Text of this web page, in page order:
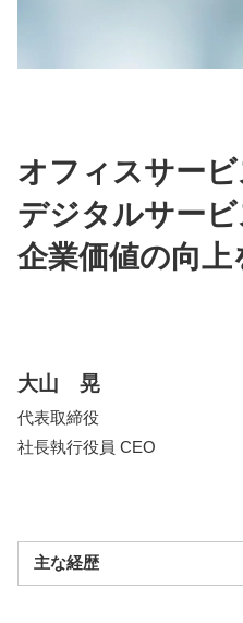
オフィスサー
デジタルサー
企業価値の向上
大山 晃
代表取締役
社長執行役員 CEO
主な経歴